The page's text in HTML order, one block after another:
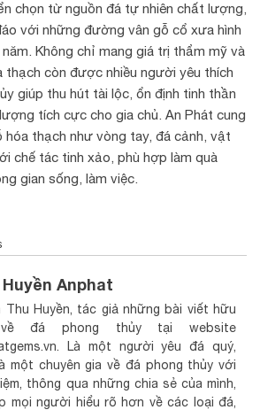
chọn từ nguồn đá tự nhiên chất lượng,
với những đường vân gỗ cổ xưa hình
Không chỉ mang giá trị thẩm mỹ và
thạch còn được nhiều người yêu thích
giúp thu hút tài lộc, ổn định tinh thần
tích cực cho gia chủ. An Phát cung
hóa thạch như vòng tay, đá cảnh, vật
chế tác tinh xảo, phù hợp làm quà
gian sống, làm việc.
Anphat
Thu Huyền, tác giả những bài viết hữu
đá phong thủy tại website
Là một người yêu đá quý,
một chuyên gia về đá phong thủy với
thông qua những chia sẻ của mình,
mọi người hiểu rõ hơn về các loại đá,